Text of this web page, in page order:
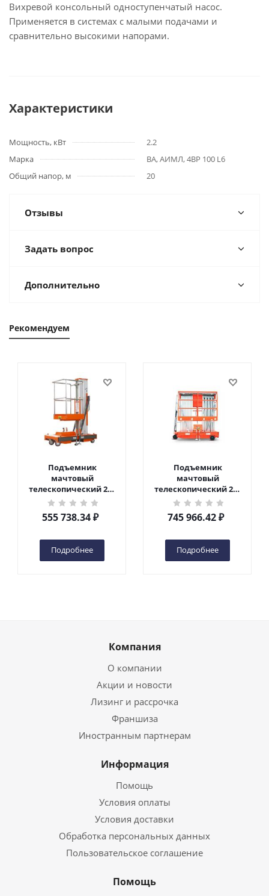
Вихревой консольный одноступенчатый насос.
Применяется в системах с малыми подачами и
сравнительно высокими напорами.
Характеристики
Мощность, кВт
2.2
Марка
ВА, АИМЛ, 4ВР 100 L6
Общий напор, м
20
Отзывы
Задать вопрос
Дополнительно
Рекомендуем
Подъемник
мачтовый
телескопический 200
кг 6 м TOR GTWY6-200S
DC 2-мачтовый
(автономный) (G) в
555 738.34₽
Подробнее
Подъемник
мачтовый
телескопический 200
кг 10 м TOR GTWY10-
200S DC 2-мачтовый
(автономный) (N) в
745 966.42₽
Подробнее
Компания
О компании
Акции и новости
Лизинг и рассрочка
Франшиза
Иностранным партнерам
Информация
Помощь
Условия оплаты
Условия доставки
Обработка персональных данных
Пользовательское соглашение
Помощь